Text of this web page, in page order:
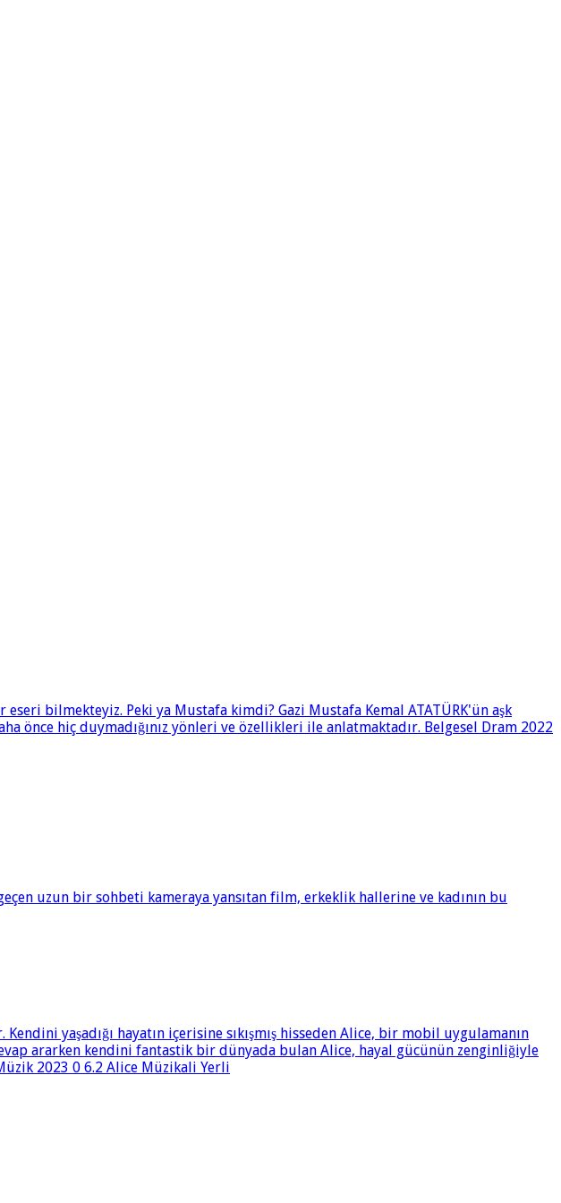
bilmekteyiz. Peki ya Mustafa kimdi? Gazi Mustafa Kemal ATATÜRK'ün aşk
önce hiç duymadığınız yönleri ve özellikleri ile anlatmaktadır. Belgesel Dram 2022
uzun bir sohbeti kameraya yansıtan film, erkeklik hallerine ve kadının bu
yaşadığı hayatın içerisine sıkışmış hisseden Alice, bir mobil uygulamanın
ararken kendini fantastik bir dünyada bulan Alice, hayal gücünün zenginliğiyle
2023 0 6.2 Alice Müzikali Yerli